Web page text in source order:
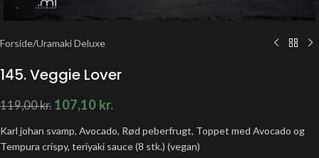
Forside/Uramaki Deluxe
145. Veggie Lover
119,00kr. 107,10 kr.
Karl johan svamp, Avocado, Rød peberfrugt, Toppet med Avocado og
Tempura crispy, teriyaki sauce (8 stk.) (vegan)